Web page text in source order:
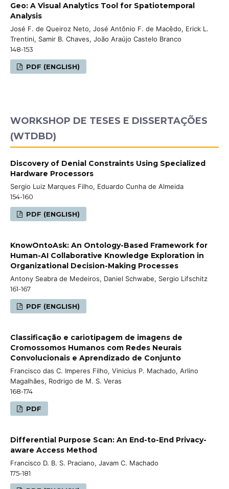
Geo: A Visual Analytics Tool for Spatiotemporal
Analysis
José F. de Queiroz Neto, José Antônio F. de Macêdo, Erick L.
Trentini, Samir B. Chaves, João Araújo Castelo Branco
148-153
PDF (ENGLISH)
WORKSHOP DE TESES E DISSERTAÇÕES
(WTDBD)
Discovery of Denial Constraints Using Specialized
Hardware Processors
Sergio Luiz Marques Filho, Eduardo Cunha de Almeida
154-160
PDF (ENGLISH)
KnowOntoAsk: An Ontology-Based Framework for
Human-AI Collaborative Knowledge Exploration in
Organizational Decision-Making Processes
Antony Seabra de Medeiros, Daniel Schwabe, Sergio Lifschitz
161-167
PDF (ENGLISH)
Classificação e cariotipagem de imagens de
Cromossomos Humanos com Redes Neurais
Convolucionais e Aprendizado de Conjunto
Francisco das C. Imperes Filho, Vinicius P. Machado, Arlino
Magalhães, Rodrigo de M. S. Veras
168-174
PDF
Differential Purpose Scan: An End-to-End Privacy-
aware Access Method
Francisco D. B. S. Praciano, Javam C. Machado
175-181